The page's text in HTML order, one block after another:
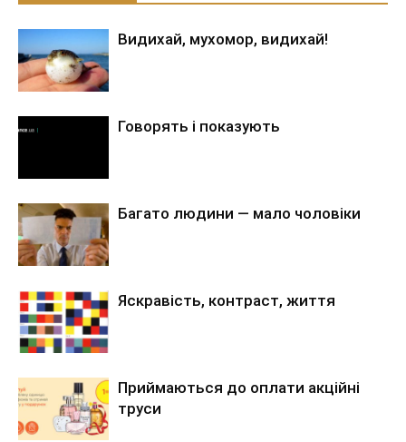
Видихай, мухомор, видихай!
Говорять і показують
Багато людини — мало чоловіки
Яскравість, контраст, життя
Приймаються до оплати акційні
труси